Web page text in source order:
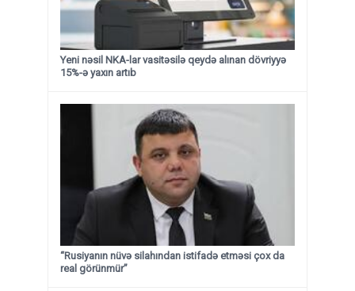
Yeni nəsil NKA-lar vasitəsilə qeydə alınan dövriyyə
15%-ə yaxın artıb
“Rusiyanın nüvə silahından istifadə etməsi çox da
real görünmür”